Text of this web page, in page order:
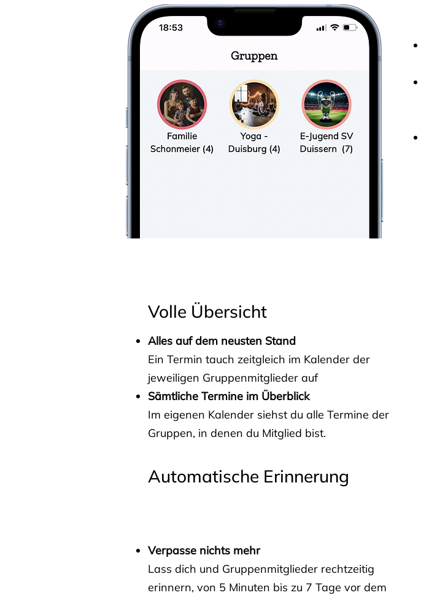
Volle Übersicht
Alles auf dem neusten Stand
Ein Termin tauch zeitgleich im Kalender der
jeweiligen Gruppenmitglieder auf
Sämtliche Termine im Überblick
Im eigenen Kalender siehst du alle Termine der
Gruppen, in denen du Mitglied bist.
Automatische Erinnerung
Verpasse nichts mehr
Lass dich und Gruppenmitglieder rechtzeitig
erinnern, von 5 Minuten bis zu 7 Tage vor dem